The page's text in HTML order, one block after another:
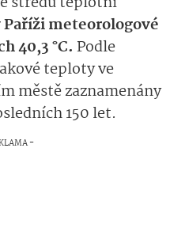
meteorologové
40,3 °C. Podle
teploty ve
městě zaznamenány
150 let.